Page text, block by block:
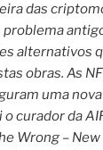
das
alternativos
obras. As
uma
curador da
Wrong –